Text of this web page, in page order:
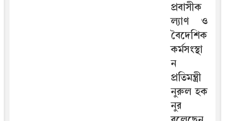
প্রবাসীক
ল্যাণ ও
বৈদেশিক
কর্মসংস্থা
ন
প্রতিমন্ত্রী
নুরুল হক
নুর